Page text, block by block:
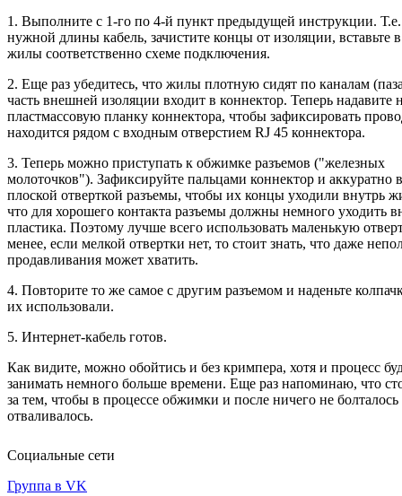
1. Выполните с 1-го по 4-й пункт предыдущей инструкции. Т.е.
нужной длины кабель, зачистите концы от изоляции, вставьте
жилы соответственно схеме подключения.
2. Еще раз убедитесь, что жилы плотную сидят по каналам
часть внешней изоляции входит в коннектор. Теперь надавите
пластмассовую планку коннектора, чтобы зафиксировать
находится рядом с входным отверстием RJ 45 коннектора.
3. Теперь можно приступать к обжимке разъемов ("железных
молоточков"). Зафиксируйте пальцами коннектор и аккуратно
плоской отверткой разъемы, чтобы их концы уходили внутрь
что для хорошего контакта разъемы должны немного уходить
пластика. Поэтому лучше всего использовать маленькую
менее, если мелкой отвертки нет, то стоит знать, что даже
продавливания может хватить.
4. Повторите то же самое с другим разъемом и наденьте
их использовали.
5. Интернет-кабель готов.
Как видите, можно обойтись и без кримпера, хотя и процесс
занимать немного больше времени. Еще раз напоминаю, что
за тем, чтобы в процессе обжимки и после ничего не
отваливалось.
Социальные сети
Группа в VK